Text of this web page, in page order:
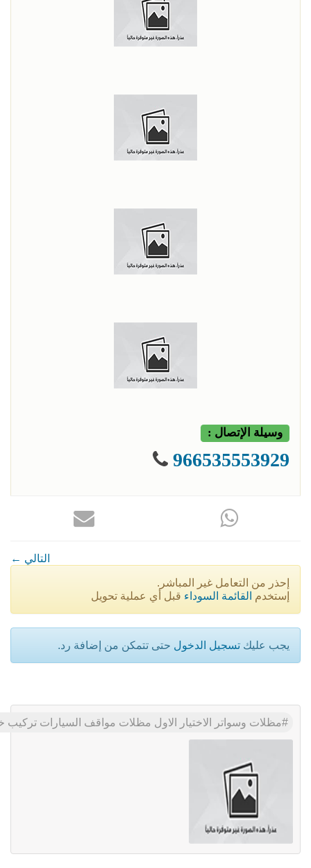
وسيلة الإتصال :
966535553929
← التالي
إحذر من التعامل غير المباشر.
إستخدم القائمة السوداء قبل أي عملية تحويل
يجب عليك تسجيل الدخول حتى تتمكن من إضافة رد.
مظلات وسواتر الاختيار الاول مظلات مواقف السيارات